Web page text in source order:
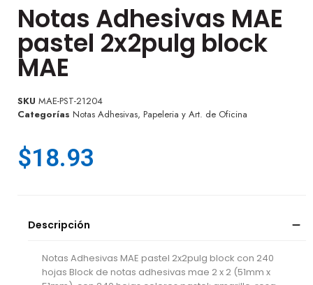
Notas Adhesivas MAE
pastel 2x2pulg block
MAE
SKU MAE-PST-21204
Categorías Notas Adhesivas, Papeleria y Art. de Oficina
$18.93
Descripción
Notas Adhesivas MAE pastel 2x2pulg block con 240
hojas Block de notas adhesivas mae 2 x 2 (51mm x